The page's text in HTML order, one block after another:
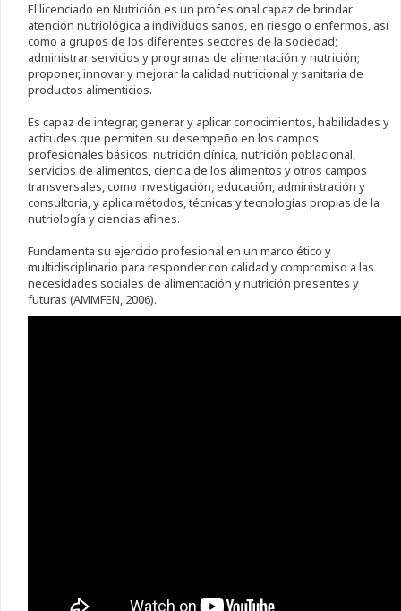
El licenciado en Nutrición es un profesional capaz de brindar
atención nutriológica a individuos sanos, en riesgo o enfermos, así
como a grupos de los diferentes sectores de la sociedad;
administrar servicios y programas de alimentación y nutrición;
proponer, innovar y mejorar la calidad nutricional y sanitaria de
productos alimenticios.
Es capaz de integrar, generar y aplicar conocimientos, habilidades y
actitudes que permiten su desempeño en los campos
profesionales básicos: nutrición clínica, nutrición poblacional,
servicios de alimentos, ciencia de los alimentos y otros campos
transversales, como investigación, educación, administración y
consultoría, y aplica métodos, técnicas y tecnologías propias de la
nutriología y ciencias afines.
Fundamenta su ejercicio profesional en un marco ético y
multidisciplinario para responder con calidad y compromiso a las
necesidades sociales de alimentación y nutrición presentes y
futuras (AMMFEN, 2006).